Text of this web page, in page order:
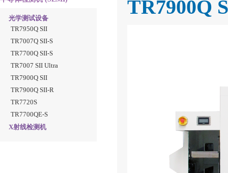
光学测试设备
TR7950Q SII
TR7007Q SII-S
TR7700Q SII-S
TR7007 SII Ultra
TR7900Q SII
TR7900Q SII-R
TR7720S
TR7700QE-S
X射线检测机
TR7900Q